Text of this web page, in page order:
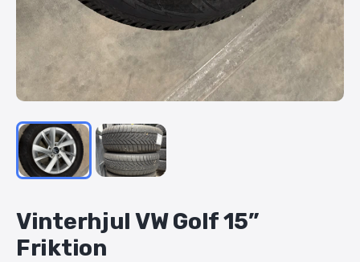
Vinterhjul VW Golf15”
Friktion